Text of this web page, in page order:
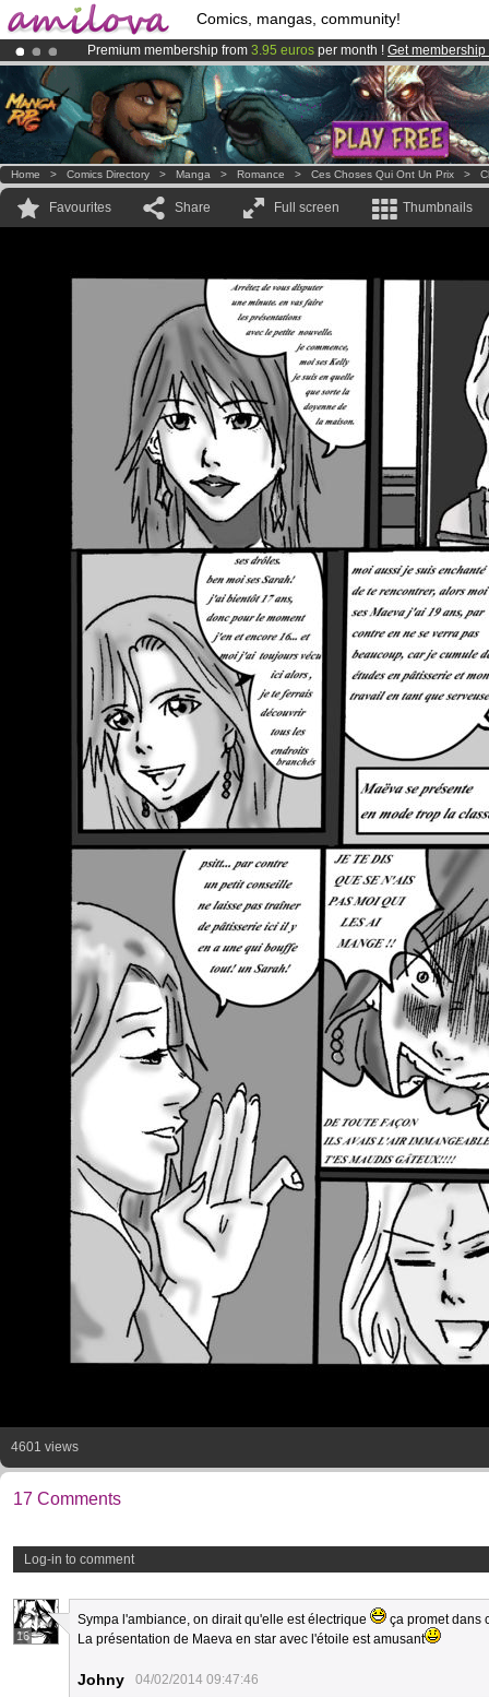
Comics, mangas, community!
Premium membership from 3.95 euros per month ! Get membership
AmilovaKickstarter is now LIVE!.
Already 100000membersand 1000 comics & mangas!.
Home > Comics Directory > Manga > Romance > Ces Choses Qui Ont Un Prix >
Favourites Share Full screen Thumbnails
4601 views
17 Comments
Log-in to comment
16
Sympa l'ambiance, on dirait qu'elle est électrique
ça promet dans
La présentation de Maeva en star avec l'étoile est amusant
Johny 04/02/2014 09:47:46